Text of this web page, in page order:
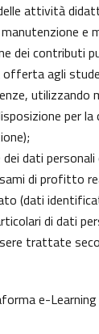
attività
e
dei contributi
agli
per
dati
di profitto
(dati
di dati
trattate
e-